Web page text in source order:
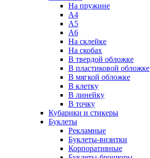
На пружине
А4
А5
А6
На склейке
На скобах
В твердой обложке
В пластиковой обложке
В мягкой обложке
В клетку
В линейку
В точку
Кубарики и стикеры
Буклеты
Рекламные
Буклеты-визитки
Корпоративные